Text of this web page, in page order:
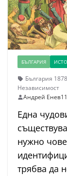
БЪЛГАРИЯ
България
Независимост
Андрей Енев
Една
нужно
трябва да